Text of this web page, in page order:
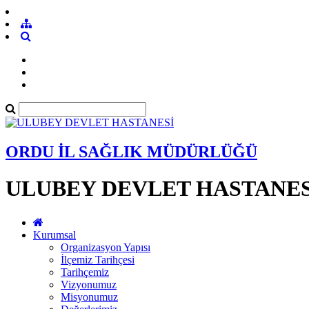
ORDU İL SAĞLIK MÜDÜRLÜĞÜ
ULUBEY DEVLET
Kurumsal
Organizasyon Yapısı
İlçemiz Tarihçesi
Tarihçemiz
Vizyonumuz
Misyonumuz